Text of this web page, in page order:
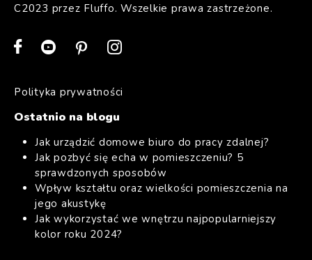
C2023 przez Fluffo. Wszelkie prawa zastrzeżone.
Polityka prywatności
Ostatnio na blogu
Jak urządzić domowe biuro do pracy zdalnej?
Jak pozbyć się echa w pomieszczeniu? 5
sprawdzonych sposobów
Wpływ kształtu oraz wielkości pomieszczenia na
jego akustykę
Jak wykorzystać we wnętrzu najpopularniejszy
kolor roku 2024?